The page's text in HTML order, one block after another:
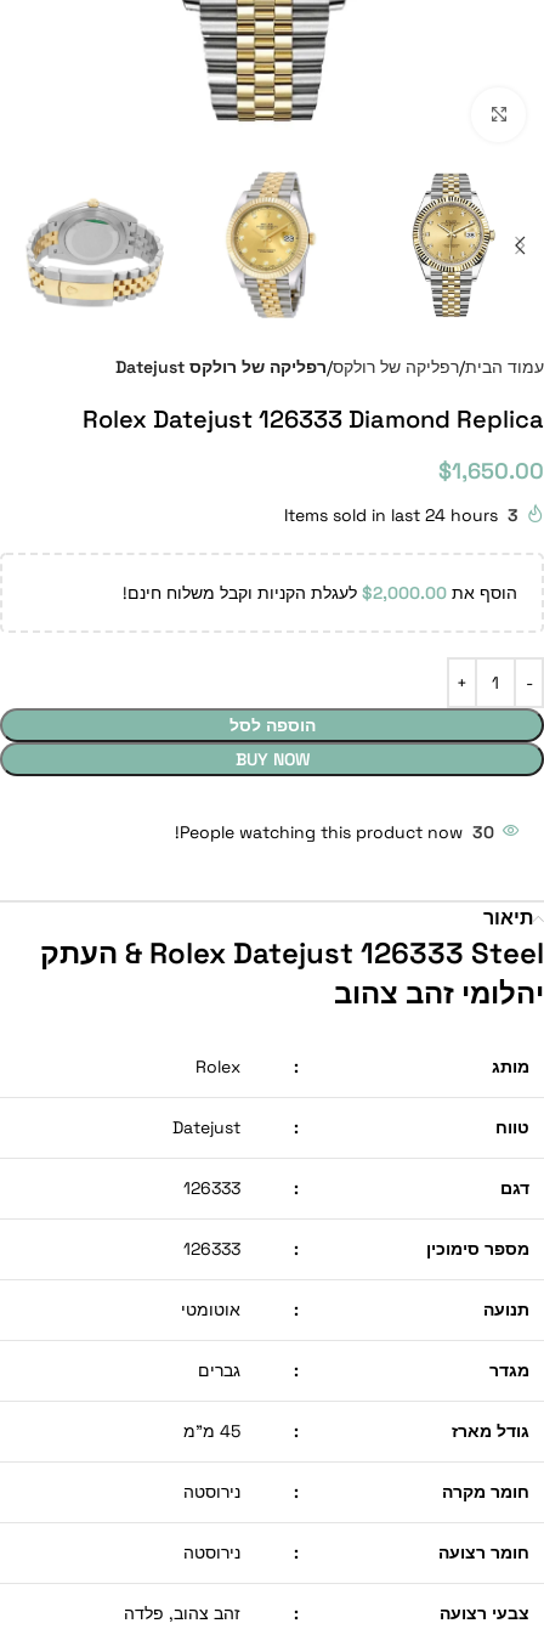
עמוד הבית רפליקה של רולקס רפליקה של רולקס Datejust
Rolex Datejust 126333 Diamond Replica
$1,650.00
3
Items sold in last 24 hours
הוסף את $2,000.00 לעגלת הקניות וקבל משלוח חינם!
הוספה לסל
BUY NOW
30
People watching this product now!
תיאור
Rolex Datejust 126333 Steel & העתק
יהלומי זהב צהוב
מותג :
Rolex
טווח :
Datejust
דגם :
126333
מספר סימוכין :
126333
תנועה : אוטומטי
מגדר : גברים
גודל מארז : 45 מ"מ
חומר מקרה : נירוסטה
חומר רצועה : נירוסטה
צבעי רצועה : זהב צהוב, פלדה